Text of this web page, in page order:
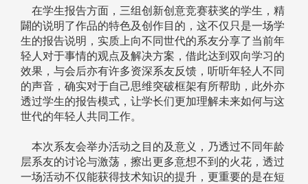
在学生报告方面，三组创新创意竞赛获奖的学生，精
闢的说明了作品的特色及创作目的，这不仅只是一场学
生的报告说明，实质上向不同世代的系友分享了当前年
轻人对于事情的观点及解决方案，借此达到双向学习的
效果，与会后亦有许多资深系友反馈，听听年轻人不同
的声音，确实对于自己思维突破框架有所帮助，此外亦
透过学生的报告模式，让学长们更加理解未来如何与这
世代的年轻人共同工作。
本次系友会举办活动之目的及意义，乃透过不同年龄
层系友的讨论与激荡，擦出更多意想不到的火花，透过
一场活动不仅能获得技术知识的提升，更重要的是在短